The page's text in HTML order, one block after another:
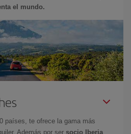
el mundo.
países, te ofrece la gama más
Además por ser socio Iberia